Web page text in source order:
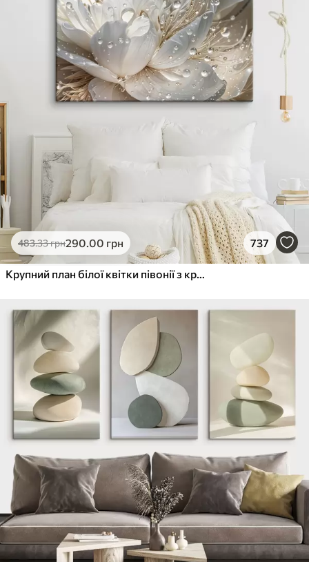
483.33грн290.00 грн 737
Крупний план білої квітки півонії з крапельками води на пелюстках на розмитому фоні